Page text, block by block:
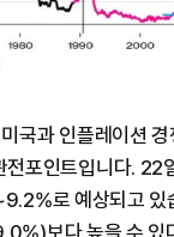
국과 인플레이션 경
포인트입니다. 22
로 예상되고 있